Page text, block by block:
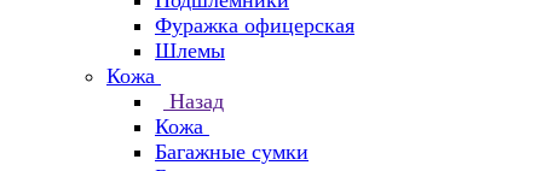
Фуражка офицерская
Шлемы
Кожа
Назад
Кожа
Багажные сумки